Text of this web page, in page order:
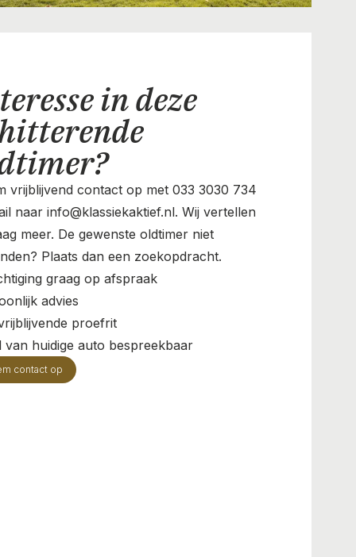
in deze
vrijblijvend contact op met 033 3030 734
naar info@klassiekaktief.nl. Wij vertellen
meer. De gewenste oldtimer niet
Plaats dan een zoekopdracht.
graag op afspraak
advies
proefrit
van huidige auto bespreekbaar
contact op